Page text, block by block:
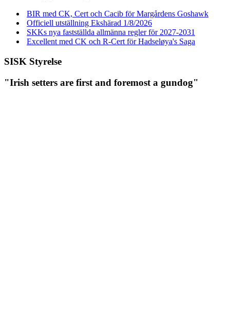
BIR med CK, Cert och Cacib för Margårdens Goshawk
Officiell utställning Ekshärad 1/8/2026
SKKs nya fastställda allmänna regler för 2027-2031
Excellent med CK och R-Cert för Hadseløya's Saga
SISK Styrelse
"Irish setters are first and foremost a gundog"